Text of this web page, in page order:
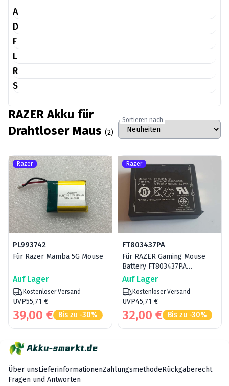
A
D
F
L
R
S
RAZER Akku für
Drahtloser Maus (2)
Sortieren nach
Razer
PL993742
Für Razer Mamba 5G Mouse
Auf Lager
Kostenloser Versand
UVP55,71 €
39,00 € Bis zu -30%
Razer
FT803437PA
Für RAZER Gaming Mouse
Battery FT803437PA
LP083442A RZ30-00120300-
Auf Lager
Kostenloser Versand
UVP45,71 €
32,00 € Bis zu -30%
Über unsLieferinformationenZahlungsmethodeRückgaberecht
Fragen und Antworten